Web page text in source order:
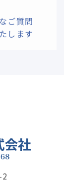
ご質問
します